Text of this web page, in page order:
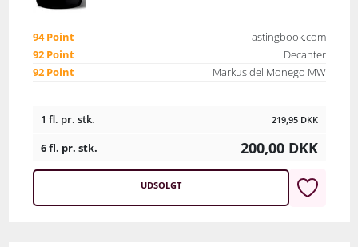
94 Point
Tastingbook.com
92 Point
Decanter
92 Point
Markus del Monego MW
1 fl. pr. stk. 219,95 DKK
6 fl. pr. stk. 200,00 DKK
UDSOLGT